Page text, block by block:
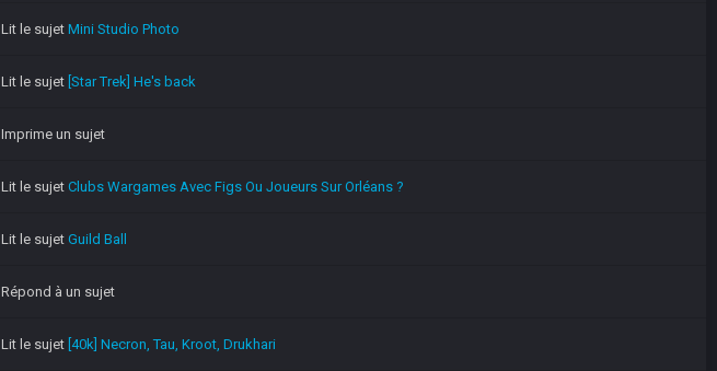
Lit le sujet Mini Studio Photo
Lit le sujet [Star Trek] He's back
Imprime un sujet
Lit le sujet Clubs Wargames Avec Figs Ou Joueurs Sur Orléans ?
Lit le sujet Guild Ball
Répond à un sujet
Lit le sujet [40k] Necron, Tau, Kroot, Drukhari